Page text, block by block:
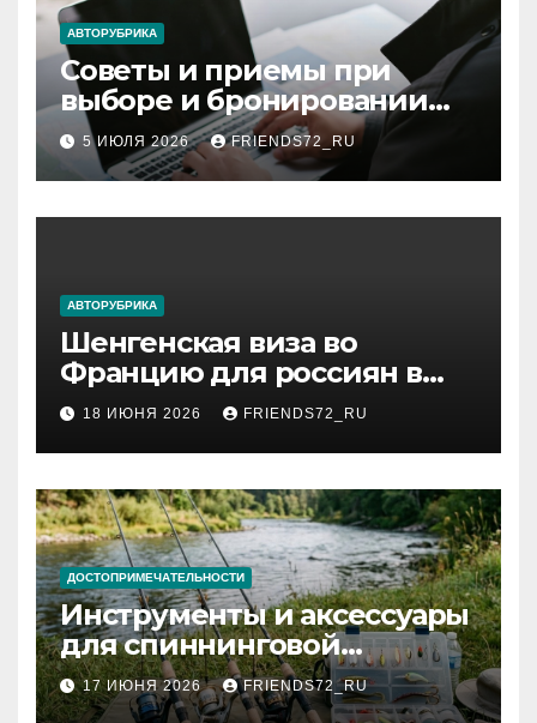
АВТОРУБРИКА
Советы и приемы при
выборе и бронировании
авиабилетов
5 ИЮЛЯ 2026 FRIENDS72_RU
АВТОРУБРИКА
Шенгенская виза во
Францию для россиян в
2026 году: сроки от 3 дней
и список необходимых
документов
18 ИЮНЯ 2026 FRIENDS72_RU
ДОСТОПРИМЕЧАТЕЛЬНОСТИ
Инструменты и аксессуары
для спиннинговой
рыбалки: назначение и
типы
17 ИЮНЯ 2026 FRIENDS72_RU